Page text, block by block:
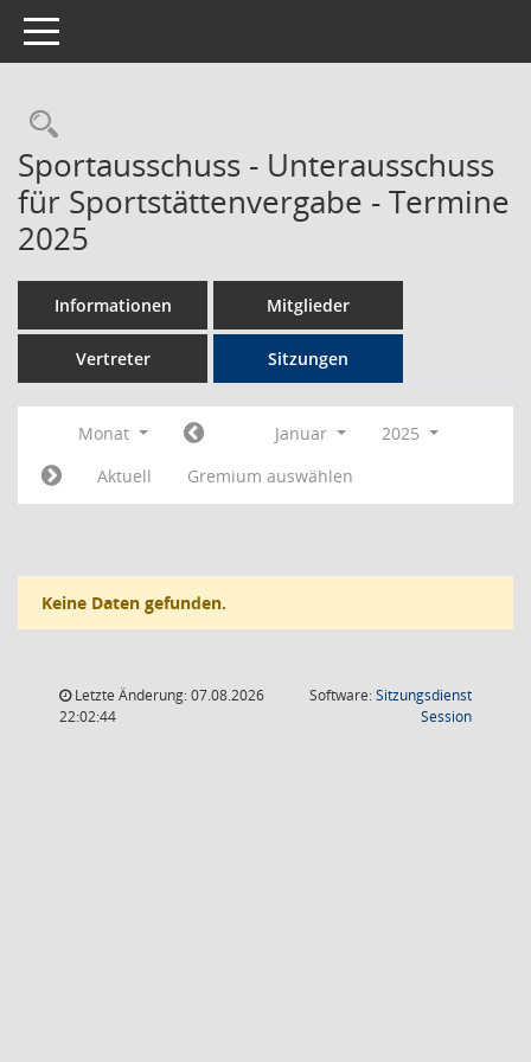
Toggle navigation
Rechercheauswahl
Sportausschuss - Unterausschuss
für Sportstättenvergabe - Termine
2025
Informationen Mitglieder
Vertreter Sitzungen
Monat Januar
2025
Aktuell
Gremium auswählen
Keine Daten gefunden.
Letzte Änderung: 07.08.2026
22:02:44
Software:Sitzungsdienst
Session(Wird in